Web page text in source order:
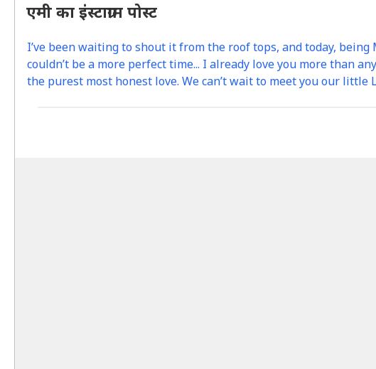
एमी का इंस्टाग्राम पोस्ट
I’ve been waiting to shout it from the roof tops, and today, being
couldn’t be a more perfect time... I already love you more than
the purest most honest love. We can’t wait to meet you our little